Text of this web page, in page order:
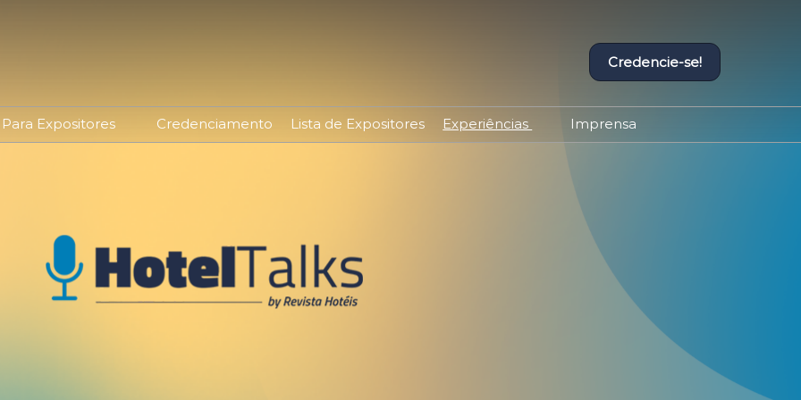
Credencie-se!
Para Expositores
Patrocínio
Portal do Expositor
Lista de Expositores
Credenciamento Lista de Expositores
Experiências
Imprensa